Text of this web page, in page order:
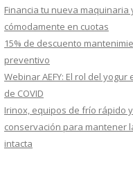
Financia tu nueva maquinaria
cómodamente en cuotas
15% de descuento
preventivo
Webinar AEFY: El rol del yogur
de COVID
Irinox, equipos de frío rápido y
conservación para mantener
intacta